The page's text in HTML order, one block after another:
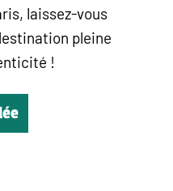
laissez-vous
pleine
!